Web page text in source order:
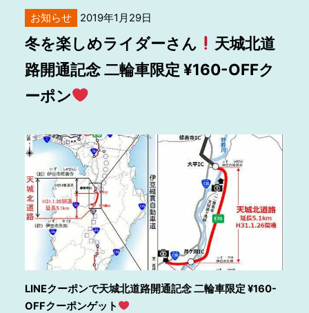
お知らせ 2019年1月29日
冬を楽しめライダーさん
天城北道
路開通記念 二輪車限定 ¥160-OFFク
ーポン
LINEクーポンで天城北道路開通記念 二輪車限定 ¥160-
OFFクーポンゲット